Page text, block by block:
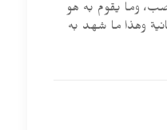
وما يقوم به هو
وهذا ما شهد به